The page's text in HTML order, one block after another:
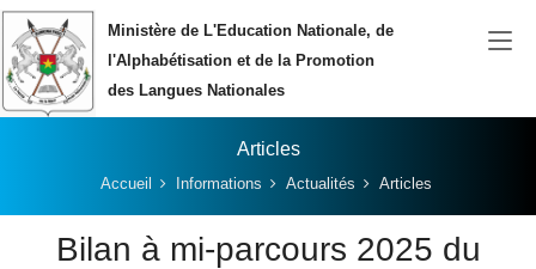
Aller au contenu principalMinistère de L'Education Nationale, de
l'Alphabétisation et de la Promotion
des Langues Nationales
Articles
Vous êtes ici:Accueil Informations Actualités Articles
Bilan à mi-parcours 2025 du